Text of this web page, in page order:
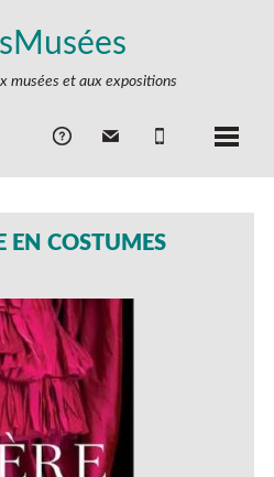
musées et aux expositions
EN COSTUMES